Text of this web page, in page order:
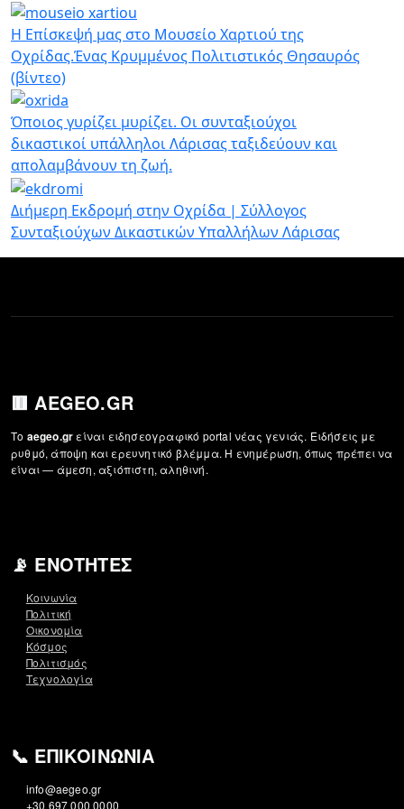
Παράκαμψη προς το κυρίως περιεχόμενο
Η Επίσκεψή μας στο Μουσείο Χαρτιού της
Οχρίδας.Ένας Κρυμμένος Πολιτιστικός Θησαυρός
(βίντεο)
Όποιος γυρίζει μυρίζει. Οι συνταξιούχοι
δικαστικοί υπάλληλοι Λάρισας ταξιδεύουν και
απολαμβάνουν τη ζωή.
Διήμερη Εκδρομή στην Οχρίδα | Σύλλογος
Συνταξιούχων Δικαστικών Υπαλλήλων Λάρισας
🟥 AEGEO.GR
Το aegeo.gr είναι ειδησεογραφικό portal νέας γενιάς. Ειδήσεις με
ρυθμό, άποψη και ερευνητικό βλέμμα. Η ενημέρωση, όπως πρέπει να
είναι — άμεση, αξιόπιστη, αληθινή.
📡 ΕΝΌΤΗΤΕΣ
Κοινωνία
Πολιτική
Οικονομία
Κόσμος
Πολιτισμός
Τεχνολογία
📞 ΕΠΙΚΟΙΝΩΝΊΑ
info@aegeo.gr
+30 697 000 0000